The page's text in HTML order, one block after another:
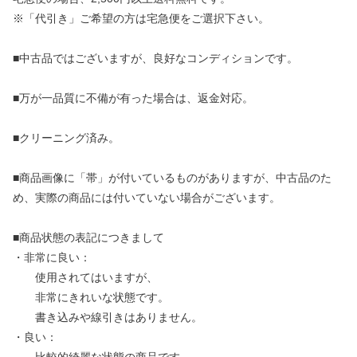
※「代引き」ご希望の方は宅急便をご選択下さい。
■中古品ではございますが、良好なコンディションです。
■万が一品質に不備が有った場合は、返金対応。
■クリーニング済み。
■商品画像に「帯」が付いているものがありますが、中古品のた
め、実際の商品には付いていない場合がございます。
■商品状態の表記につきまして
・非常に良い：
使用されてはいますが、
非常にきれいな状態です。
書き込みや線引きはありません。
・良い：